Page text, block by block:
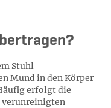
Stuhl
Mund in den Körper
erfolgt die
verunreinigten